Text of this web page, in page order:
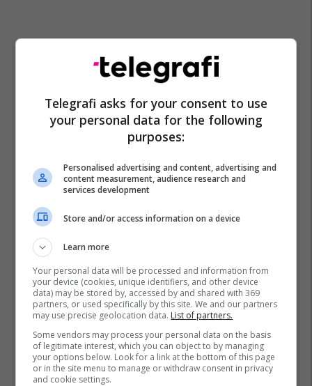
Telegrafi asks for your consent to use
your personal data for the following
purposes:
Personalised advertising and content, advertising and
content measurement, audience research and
services development
Store and/or access information on a device
Learn more
Your personal data will be processed and information from
your device (cookies, unique identifiers, and other device
data) may be stored by, accessed by and shared with 369
partners, or used specifically by this site. We and our partners
may use precise geolocation data. List of partners.
Some vendors may process your personal data on the basis
of legitimate interest, which you can object to by managing
your options below. Look for a link at the bottom of this page
or in the site menu to manage or withdraw consent in privacy
and cookie settings.